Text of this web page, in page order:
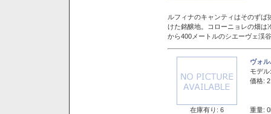
ルフィナのキャンティはそのず
けた銘醸地。コローニョレの畑は
から400メートルのシエーヴェ渓
在庫有り: 6
ヴォ
モデル:
価格:
重量: